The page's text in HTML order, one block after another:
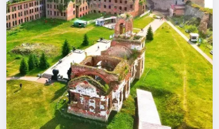
Города
Площадки
Артисты
Рейтинги